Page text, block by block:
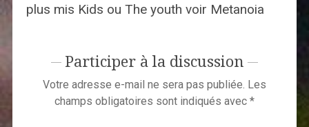
plus mis Kids ou The youth voir Metanoia
Participer à la discussion
Votre adresse e-mail ne sera pas publiée. Les
champs obligatoires sont indiqués avec *